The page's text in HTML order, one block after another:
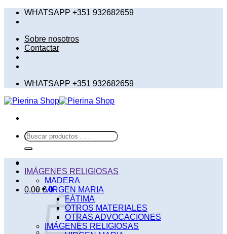
SaltarWHATSAPP +351 932682659
Sobre nosotros
Contactar
WHATSAPP +351 932682659
Buscar
por:
0,00 € 0
IMÁGENES RELIGIOSAS
MADERA
VIRGEN MARIA
FÁTIMA
OTROS MATERIALES
OTRAS ADVOCACIONES
IMÁGENES RELIGIOSAS